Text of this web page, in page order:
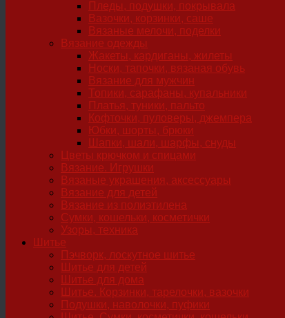
Пледы, подушки, покрывала
Вазочки, корзинки, саше
Вязаные мелочи, поделки
Вязание одежды
Жакеты, кардиганы, жилеты
Носки, тапочки, вязаная обувь
Вязание для мужчин
Топики, сарафаны, купальники
Платья, туники, пальто
Кофточки, пуловеры, джемпера
Юбки, шорты, брюки
Шапки, шали, шарфы, снуды
Цветы крючком и спицами
Вязание. Игрушки
Вязаные украшения, аксессуары
Вязание для детей
Вязание из полиэтилена
Сумки, кошельки, косметички
Узоры, техника
Шитье
Пэчворк, лоскутное шитье
Шитье для детей
Шитье для дома
Шитье. Корзинки, тарелочки, вазочки
Подушки, наволочки, пуфики